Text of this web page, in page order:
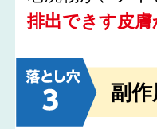
排出できす皮
副